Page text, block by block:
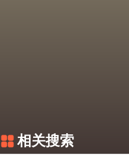
相关搜索